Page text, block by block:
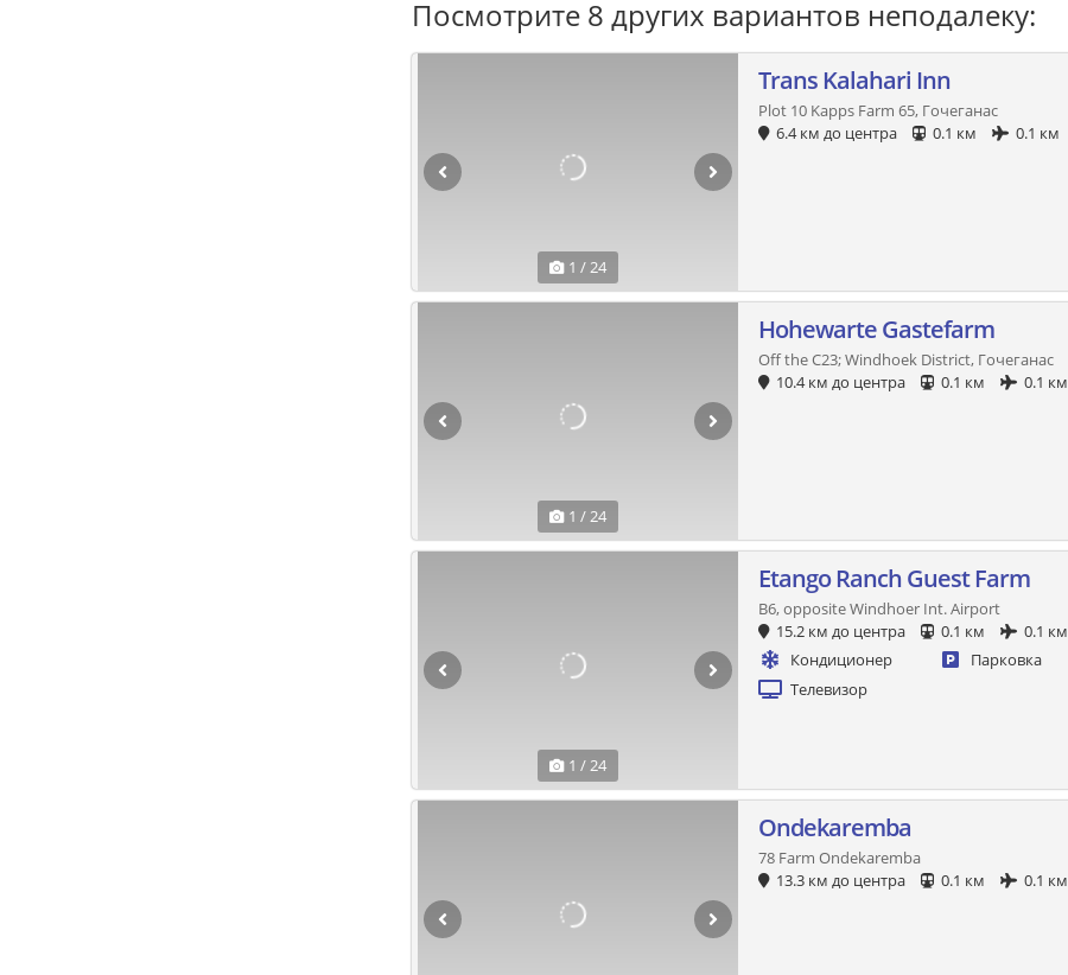
Посмотрите 8 других вариантов неподалеку:
1 / 24
Trans Kalahari Inn
Plot 10 Kapps Farm 65, Гочеганас
6.4 км до центра
0.1 км 0.1 км
1 / 24
Hohewarte Gastefarm
Off the C23; Windhoek District, Гочеганас
10.4 км до центра
0.1 км 0.1 км
1 / 24
Etango Ranch Guest Farm
B6, opposite Windhoer Int. Airport
15.2 км до центра
0.1 км
0.1 км
Кондиционер
Парковка
Телевизор
Ondekaremba
78 Farm Ondekaremba
13.3 км до центра
0.1 км 0.1 км